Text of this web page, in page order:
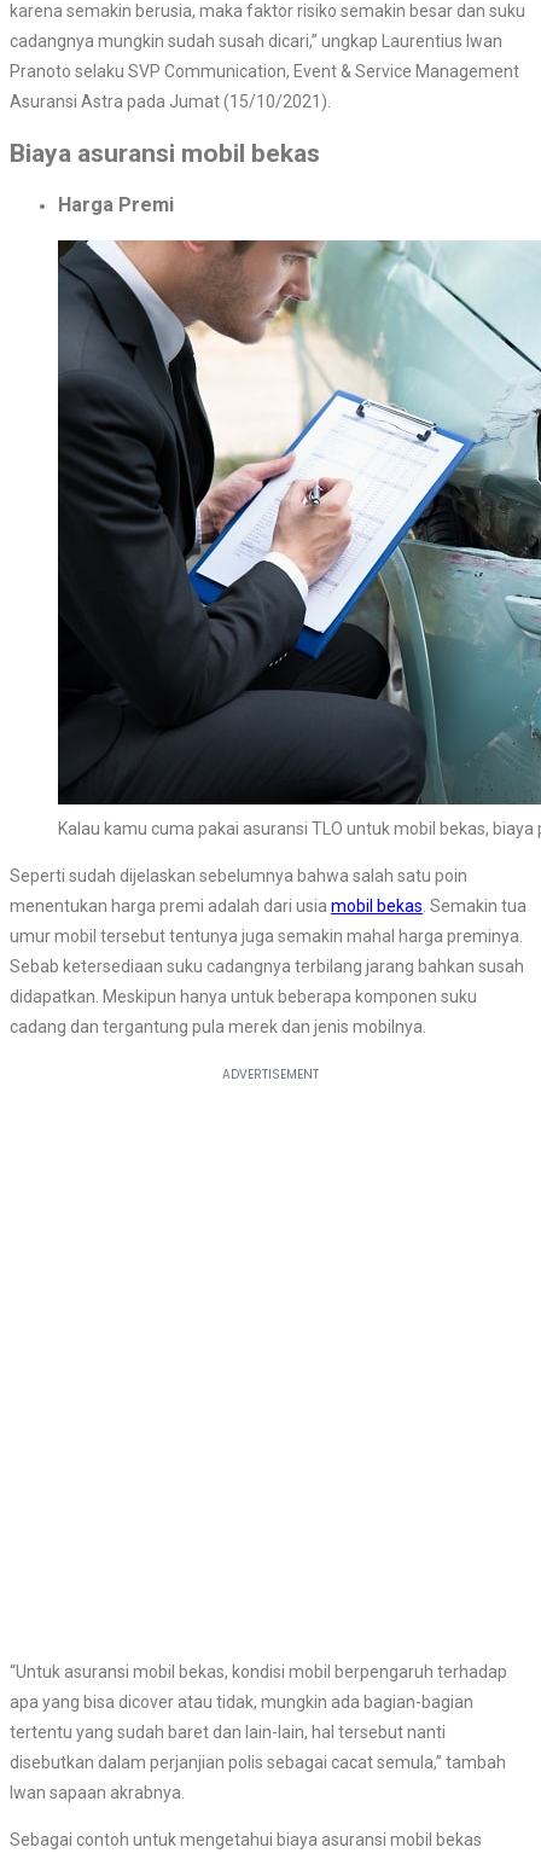
karena semakin berusia, maka faktor risiko semakin besar dan suku
cadangnya mungkin sudah susah dicari,” ungkap Laurentius Iwan
Pranoto selaku SVP Communication, Event & Service Management
Asuransi Astra pada Jumat (15/10/2021).
Biaya asuransi mobil bekas
Harga Premi
Kalau kamu cuma pakai asuransi TLO untuk mobil bekas,
Seperti sudah dijelaskan sebelumnya bahwa salah satu poin
menentukan harga premi adalah dari usia mobil bekas . Semakin tua
umur mobil tersebut tentunya juga semakin mahal harga preminya.
Sebab ketersediaan suku cadangnya terbilang jarang bahkan susah
didapatkan. Meskipun hanya untuk beberapa komponen suku
cadang dan tergantung pula merek dan jenis mobilnya.
“Untuk asuransi mobil bekas, kondisi mobil berpengaruh terhadap
apa yang bisa dicover atau tidak, mungkin ada bagian-bagian
tertentu yang sudah baret dan lain-lain, hal tersebut nanti
disebutkan dalam perjanjian polis sebagai cacat semula,” tambah
Iwan sapaan akrabnya.
Sebagai contoh untuk mengetahui biaya asuransi mobil bekas